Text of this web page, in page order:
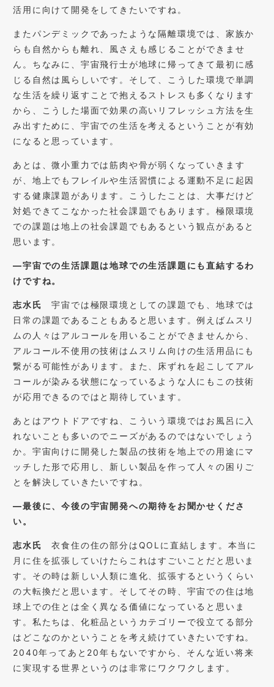
活用に向けて開発をしてきたいですね。
またパンデミックであったような隔離環境では、家族か
らも自然からも離れ、風さえも感じることができませ
ん。ちなみに、宇宙飛行士が地球に帰ってきて最初に感
じる自然は風らしいです。そして、こうした環境で単調
な生活を繰り返すことで抱えるストレスも多くなります
から、こうした場面で効果の高いリフレッシュ方法を生
み出すために、宇宙での生活を考えるということが有効
になると思っています。
あとは、微小重力では筋肉や骨が弱くなっていきます
が、地上でもフレイルや生活習慣による運動不足に起因
する健康課題があります。こうしたことは、大事だけど
対処できてこなかった社会課題でもあります。極限環境
での課題は地上の社会課題でもあるという観点があると
思います。
―宇宙での生活課題は地球での生活課題にも直結するわ
けですね。
志水氏 宇宙では極限環境としての課題でも、地球では
日常の課題であることもあると思います。例えばムスリ
ムの人々はアルコールを用いることができませんから、
アルコール不使用の技術はムスリム向けの生活用品にも
繋がる可能性があります。また、床ずれを起こしてアル
コールが染みる状態になっているような人にもこの技術
が応用できるのではと期待しています。
あとはアウトドアですね、こういう環境ではお風呂に入
れないことも多いのでニーズがあるのではないでしょう
か。宇宙向けに開発した製品の技術を地上での用途にマ
ッチした形で応用し、新しい製品を作って人々の困りご
とを解決していきたいですね。
―最後に、今後の宇宙開発への期待をお聞かせくださ
い。
志水氏 衣食住の住の部分はQOLに直結します。本当に
月に住を拡張していけたらこれはすごいことだと思いま
す。その時は新しい人類に進化、拡張するというくらい
の大転換だと思います。そしてその時、宇宙での住は地
球上での住とは全く異なる価値になっていると思いま
す。私たちは、化粧品というカテゴリーで役立てる部分
はどこなのかということを考え続けていきたいですね。
2040年ってあと20年もないですから、そんな近い将来
に実現する世界というのは非常にワクワクします。